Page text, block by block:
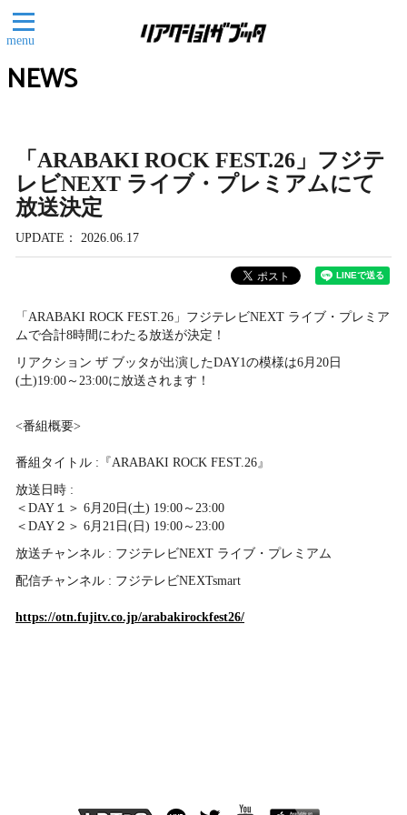
menu
NEWS
「ARABAKI ROCK FEST.26」フジテ
レビNEXT ライブ・プレミアムにて
放送決定
UPDATE 2026.06.17
「ARABAKI ROCK FEST.26」フジテレビNEXT ライブ・プレミア
ムで合計8時間にわたる放送が決定！
リアクション ザ ブッタが出演したDAY1の模様は6月20日
(土)19:00～23:00に放送されます！
<番組概要>
番組タイトル :『ARABAKI ROCK FEST.26』
放送日時 :
＜DAY１＞ 6月20日(土) 19:00～23:00
＜DAY２＞ 6月21日(日) 19:00～23:00
放送チャンネル : フジテレビNEXT ライブ・プレミアム
配信チャンネル : フジテレビNEXTsmart
https://otn.fujitv.co.jp/arabakirockfest26/